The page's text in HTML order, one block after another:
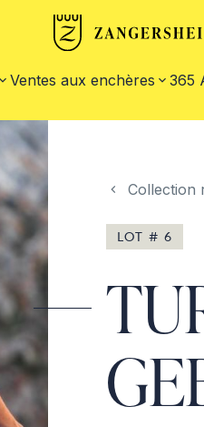
Ventes aux enchères 365
Collection
LOT # 6